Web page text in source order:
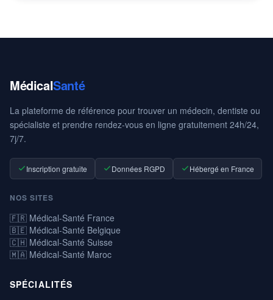
MédicalSanté
La plateforme de référence pour trouver un médecin, dentiste ou
spécialiste et prendre rendez-vous en ligne gratuitement 24h/24,
7j/7.
Inscription gratuite Données RGPD Hébergé en France
NOS SITES
🇫🇷 Médical-Santé France
🇧🇪 Médical-Santé Belgique
🇨🇭 Médical-Santé Suisse
🇲🇦 Médical-Santé Maroc
SPÉCIALITÉS